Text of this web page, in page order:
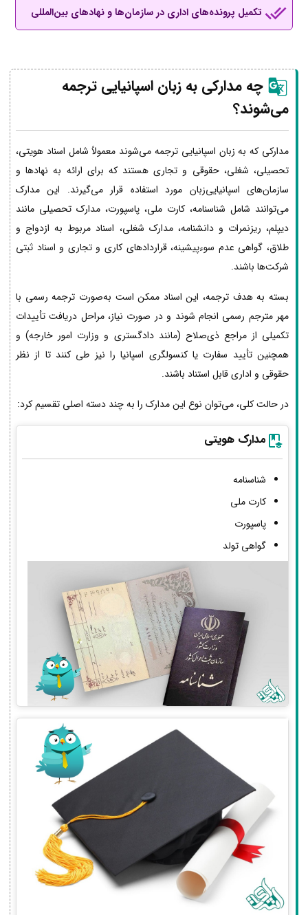
تکمیل پرونده‌های اداری در سازمان‌ها و نهادهای بین‌المللی
چه مدارکی به زبان اسپانیایی ترجمه
می‌شوند؟
مدارکی که به زبان اسپانیایی ترجمه می‌شوند معمولاً شامل اسناد هویتی،
تحصیلی، شغلی، حقوقی و تجاری هستند که برای ارائه به نهادها و
سازمان‌های اسپانیایی‌زبان مورد استفاده قرار می‌گیرند. این مدارک
می‌توانند شامل شناسنامه، کارت ملی، پاسپورت، مدارک تحصیلی مانند
دیپلم، ریزنمرات و دانشنامه، مدارک شغلی، اسناد مربوط به ازدواج و
طلاق، گواهی عدم سوءپیشینه، قراردادهای کاری و تجاری و اسناد ثبتی
شرکت‌ها باشند.
بسته به هدف ترجمه، این اسناد ممکن است به‌صورت ترجمه رسمی با
مهر مترجم رسمی انجام شوند و در صورت نیاز، مراحل دریافت تأییدات
تکمیلی از مراجع ذی‌صلاح (مانند دادگستری و وزارت امور خارجه) و
همچنین تأیید سفارت یا کنسولگری اسپانیا را نیز طی کنند تا از نظر
حقوقی و اداری قابل استناد باشند.
در حالت کلی، می‌توان نوع این مدارک را به چند دسته اصلی تقسیم کرد:
مدارک هویتی
شناسنامه
کارت ملی
پاسپورت
گواهی تولد